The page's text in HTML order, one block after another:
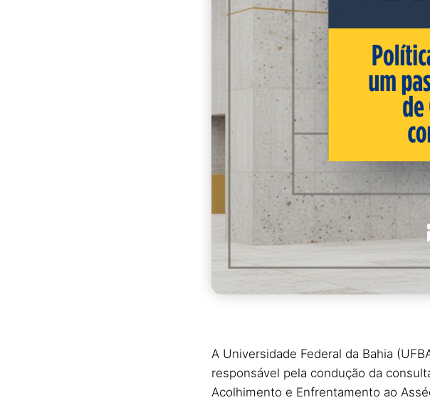
A Universidade Federal da Bahia
responsável pela condução da
Acolhimento e Enfrentamento ao